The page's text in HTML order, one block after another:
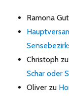
Ramona
Christoph
Schar oder
Oliver zu